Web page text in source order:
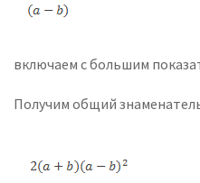
включаем с большим
Получим общий